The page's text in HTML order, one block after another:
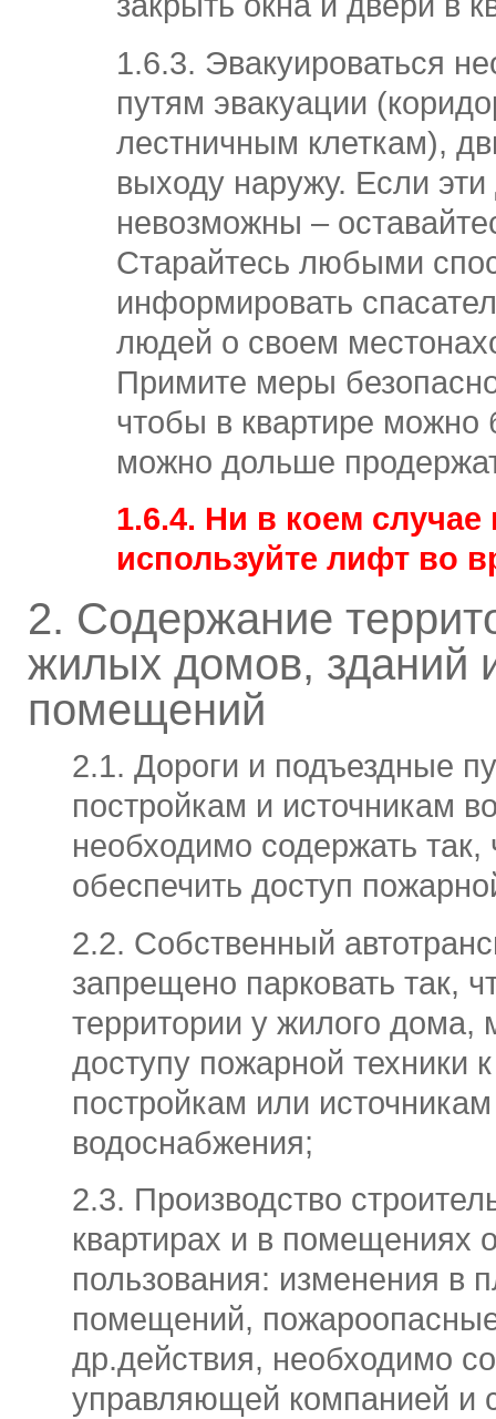
1.6.3. Эвакуироваться
путям эвакуации
лестничным клеткам),
выходу наружу. Если эти
невозможны –
Старайтесь любыми
информировать
людей о своем
Примите меры
чтобы в квартире можно
можно дольше
1.6.4. Ни в коем случае
используйте лифт во
2. Содержание
жилых домов, зданий
помещений
2.1. Дороги и подъездные
постройкам и источникам
необходимо содержать так,
обеспечить доступ
2.2. Собственный
запрещено парковать так,
территории у жилого дома,
доступу пожарной техники
постройкам или источникам
водоснабжения;
2.3. Производство
квартирах и в помещениях
пользования: изменения в
помещений,
др.действия, необходимо
управляющей компанией и